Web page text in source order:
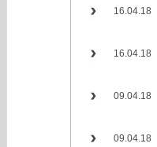
16.04.18
16.04.18
09.04.18
09.04.18